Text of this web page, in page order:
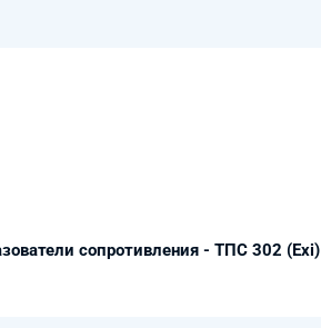
сопротивления - ТПС 302 (Ехi)